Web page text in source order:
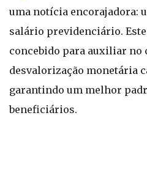
uma notícia encorajadora:
salário previdenciário.
concebido para auxiliar no
desvalorização monetária
garantindo um melhor
beneficiários.